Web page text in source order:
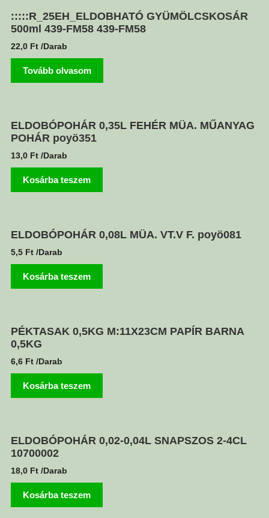
:::::R_25EH_ELDOBHATÓ GYÜMÖLCSKOSÁR
500ml 439-FM58 439-FM58
22,0 Ft /Darab
Tovább olvasom
ELDOBÓPOHÁR 0,35L FEHÉR MÜA. MŰANYAG
POHÁR poyö351
13,0 Ft /Darab
Kosárba teszem
ELDOBÓPOHÁR 0,08L MÜA. VT.V F. poyö081
5,5 Ft /Darab
Kosárba teszem
PÉKTASAK 0,5KG M:11X23CM PAPÍR BARNA
0,5KG
6,6 Ft /Darab
Kosárba teszem
ELDOBÓPOHÁR 0,02-0,04L SNAPSZOS 2-4CL
10700002
18,0 Ft /Darab
Kosárba teszem